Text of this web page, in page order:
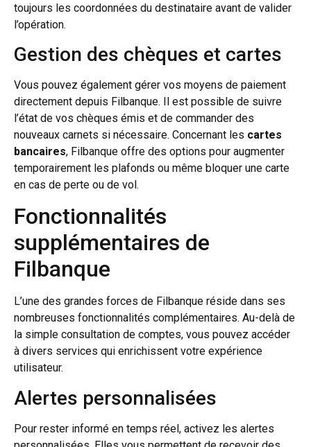
toujours les coordonnées du destinataire avant de valider
l’opération.
Gestion des chèques et cartes
Vous pouvez également gérer vos moyens de paiement
directement depuis Filbanque. Il est possible de suivre
l’état de vos chèques émis et de commander des
nouveaux carnets si nécessaire. Concernant les cartes
bancaires, Filbanque offre des options pour augmenter
temporairement les plafonds ou même bloquer une carte
en cas de perte ou de vol.
Fonctionnalités
supplémentaires de
Filbanque
L’une des grandes forces de Filbanque réside dans ses
nombreuses fonctionnalités complémentaires. Au-delà de
la simple consultation de comptes, vous pouvez accéder
à divers services qui enrichissent votre expérience
utilisateur.
Alertes personnalisées
Pour rester informé en temps réel, activez les alertes